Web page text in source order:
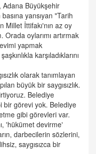
Adana Büyükşehir
yansıyan "Tarih
İttifakı'nın az oy
Orada oylarımı artırmak
yapmak
karşıladıklarını
olarak tanımlayan
büyük bir saygısızlık.
Belediye
bir görevi yok. Belediye
gibi görevleri var.
'hükümet devirme'
darbecilerin sözlerini,
saygısızca bir